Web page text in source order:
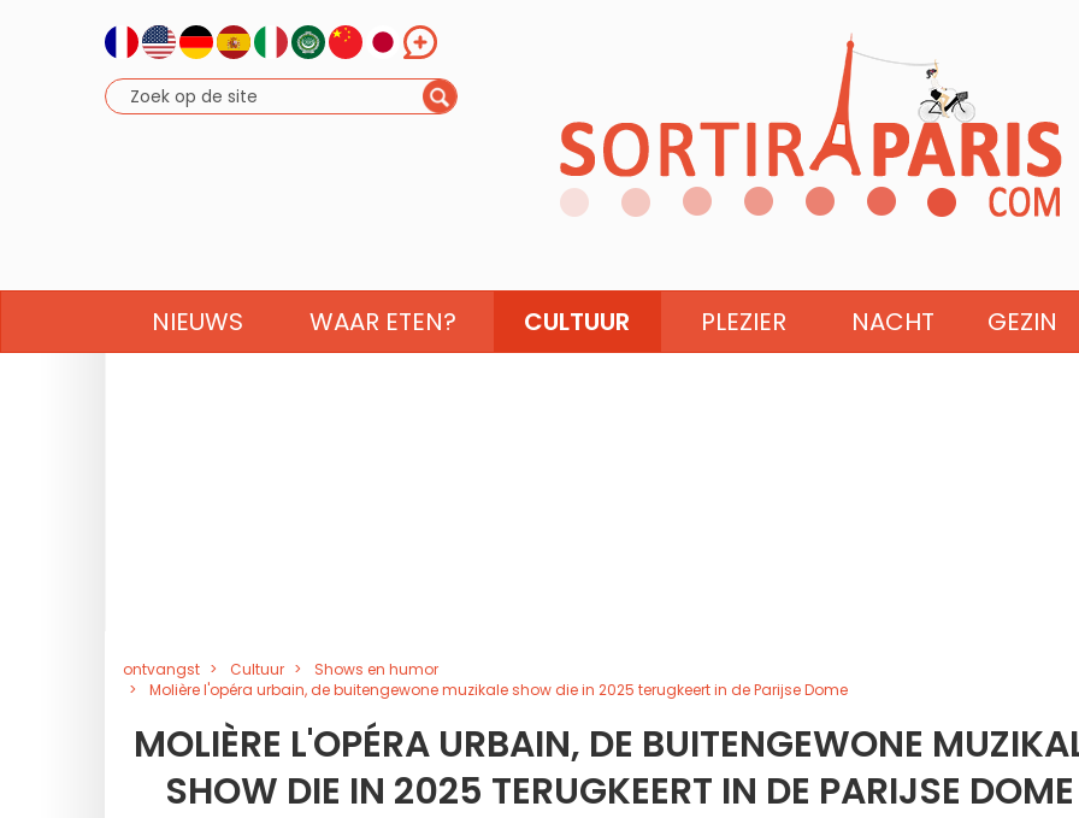
NIEUWS WAAR ETEN? CULTUUR PLEZIER NACHT GEZIN
ontvangst Cultuur
Shows en humor
Molière l'opéra urbain, de buitengewone muzikale show die in 2025 terugkeert in de Parijse Dome
MOLIÈRE L'OPÉRA URBAIN, DE BUITENGEWONE
SHOW DIE IN 2025 TERUGKEERT IN DE PARIJSE DOME